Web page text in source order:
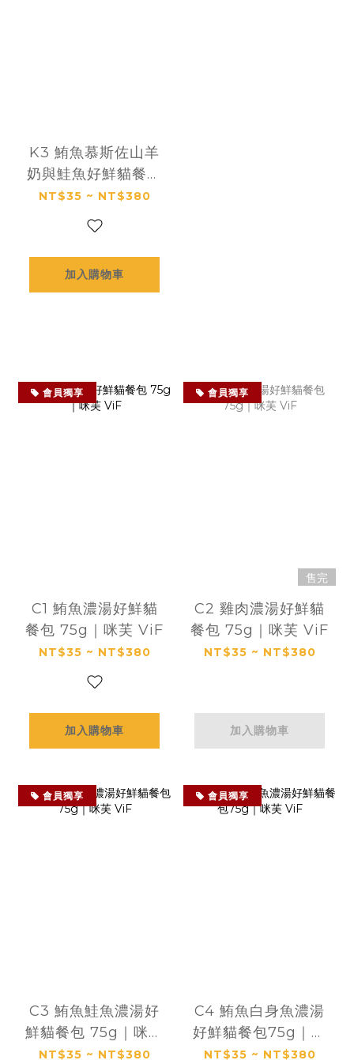
K3 鮪魚慕斯佐山羊
奶與鮭魚好鮮貓餐包
75g｜咪芙 ViF
NT$35 ~ NT$380
加入購物車
會員獨享
C1 鮪魚濃湯好鮮貓
餐包 75g｜咪芙 ViF
NT$35 ~ NT$380
加入購物車
會員獨享
售完
C2 雞肉濃湯好鮮貓
餐包 75g｜咪芙 ViF
NT$35 ~ NT$380
加入購物車
會員獨享
C3 鮪魚鮭魚濃湯好
鮮貓餐包 75g｜咪芙
ViF
NT$35 ~ NT$380
會員獨享
C4 鮪魚白身魚濃湯
好鮮貓餐包75g｜咪
芙 ViF
NT$35 ~ NT$380